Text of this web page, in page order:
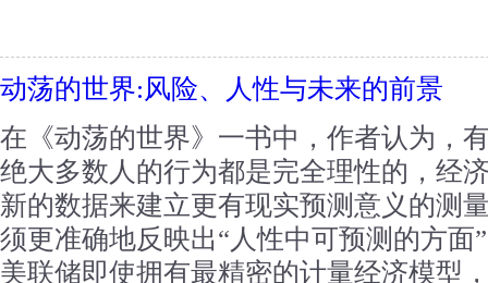
动荡的世界:风险、人性与未来的前景
在《动荡的世界》一书中，作者认为，
绝大多数人的行为都是完全理性的，经
新的数据来建立更有现实预测意义的测
须更准确地反映出“人性中可预测的方面
美联储即使拥有最精密的计量经济模型